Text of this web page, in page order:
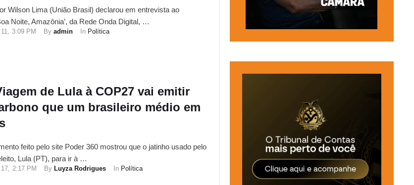
Wilson Lima (União Brasil) declarou em entrevista ao
Noite, Amazônia’, da Rede Onda Digital, …
, 3:09 PM By admin In Política
de Lula à COP27 vai emitir
que um brasileiro médio em
feito pelo site Poder 360 mostrou que o jatinho usado pelo
Lula (PT), para ir à …
, 2:17 PM By Luyza Rodrigues In Política